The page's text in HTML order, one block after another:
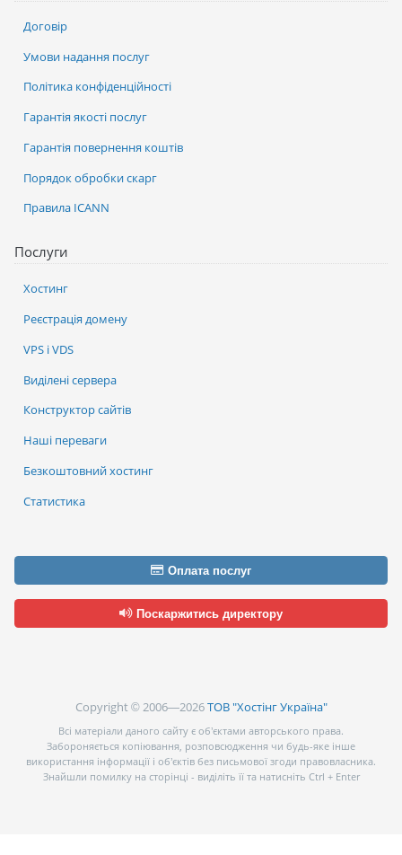
Послуги
Хостинг
Реєстрація домену
VPS і VDS
Виділені сервера
Конструктор сайтів
Наші переваги
Безкоштовний хостинг
Статистика
Договір
Умови надання послуг
Політика конфіденційності
Гарантія якості послуг
Гарантія повернення коштів
Порядок обробки скарг
Правила ICANN
Оплата послуг
Поскаржитись директору
Copyright © 2006—2026ТОВ "Хостінг Україна"
Всі матеріали даного сайту є об’єктами авторського права.
Забороняється копіювання, розповсюдження чи будь-яке інше
використання інформації і об’єктів без письмової згоди правовласника.
Знайшли помилку на сторінці - виділіть її та натисніть Ctrl + Enter